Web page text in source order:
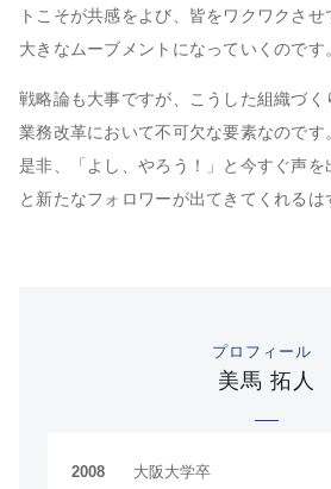
トこそが共感をよび、皆をワクワクさせ
大きなムーブメントになっていくのです
戦略論も大事ですが、こうした組織づ
業務改革において不可欠な要素なのです
是非、「よし、やろう！」と今すぐ声を
と新たなフォロワーが出てきてくれるは
プロフィール
美馬 拓人
2008 大阪大学卒